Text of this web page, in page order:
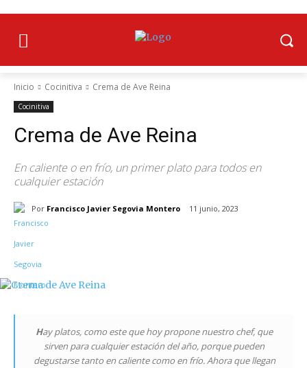
Inicio Cocinitiva Crema de Ave Reina
Cocinitiva
Crema de Ave Reina
En caliente o en frío, un primer plato para todos en
cualquier estación
Por Francisco Javier Segovia Montero 11 junio, 2023
Hay platos, como este que hoy propone nuestro chef, que
sirven para cualquier estación del año, porque pueden
degustarse tanto en caliente como en frío. Ahora que llegan